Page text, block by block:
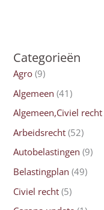
Categorieën
Agro (9)
Algemeen (41)
Algemeen,Civiel recht
Arbeidsrecht (52)
Autobelastingen (9)
Belastingplan (49)
Civiel recht (5)